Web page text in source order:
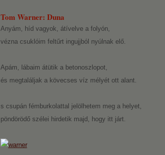
Tom Warner: Duna
Anyám, híd vagyok, átívelve a folyón,
vézna csuklóim feltűrt ingujjból nyúlnak elő.
Apám, lábaim átütik a betonoszlopot,
és megtaláljak a kövecses víz mélyét ott alant.
s csupán fémburkolattal jelölhetem meg a helyet,
pöndörödő szélei hirdetik majd, hogy itt járt.